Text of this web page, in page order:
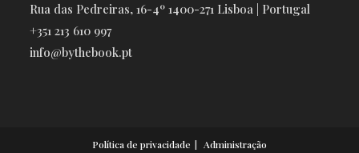
Rua das Pedreiras, 16-4º 1400-271 Lisboa | Portugal
+351 213 610 997
info@bythebook.pt
Política de privacidade Administração